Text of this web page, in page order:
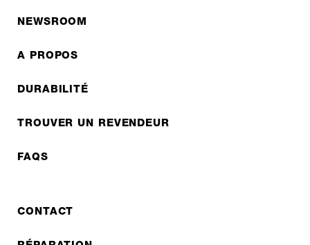
NEWSROOM
A PROPOS
DURABILITÉ
TROUVER UN REVENDEUR
FAQS
CONTACT